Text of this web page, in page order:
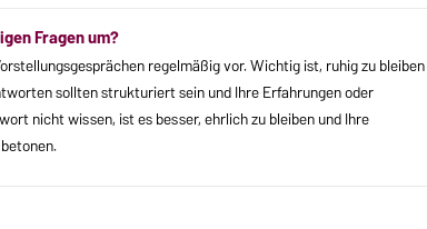
Fragen um?
regelmäßig vor. Wichtig ist, ruhig zu bleiben
sollten strukturiert sein und Ihre Erfahrungen oder
nicht wissen, ist es besser, ehrlich zu bleiben und Ihre